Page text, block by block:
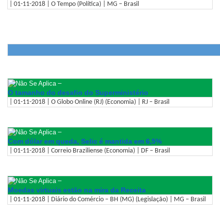
| 01-11-2018 | O Tempo (Política) | MG – Brasil
–
O tamanho do desafio do Superministério
| 01-11-2018 | O Globo Online (RJ) (Economia) | RJ – Brasil
–
Com dólar em queda, Selic é mantida em 6,5%
| 01-11-2018 | Correio Braziliense (Economia) | DF – Brasil
–
Moedas virtuais estão na mira da Receita
| 01-11-2018 | Diário do Comércio – BH (MG) (Legislação) | MG – Brasil